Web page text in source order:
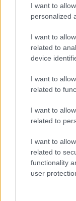
I want to
personalized
I want to
related to
device
I want to
related to
I want to
related to
I want to
related to
functionality
user
ΜΠΕΙΤΕ ΣΤΗ